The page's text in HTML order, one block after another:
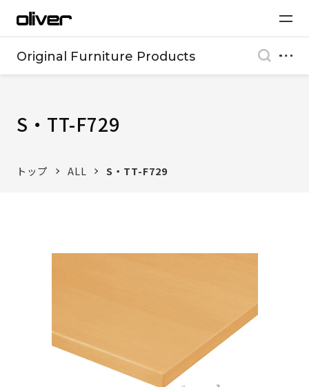
Original Furniture Products
S・TT-F729
トップ ALL S・TT-F729